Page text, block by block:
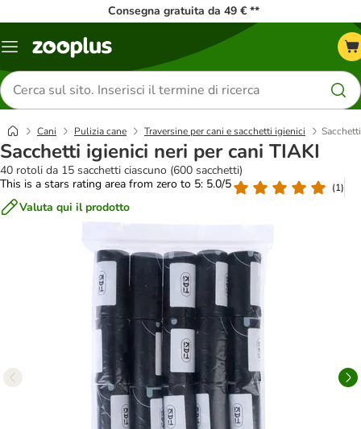
Consegna gratuita da 49 € **
Overview
Cerca
prodotti
Cani Pulizia cane Traversine per cani e sacchetti igienici
Sacchetti igienici neri per cani TIAKI
40 rotoli da 15 sacchetti ciascuno (600 sacchetti)
This is a stars rating area from zero to 5: 5.0/5
(1)
Valuta qui il prodotto